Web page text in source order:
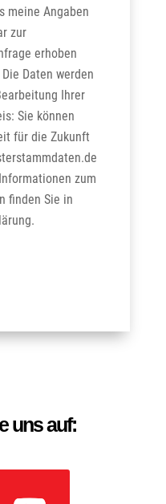
meine Angaben
zur
erhoben
Daten werden
Ihrer
Sie können
für die Zukunft
zum
finden Sie in
uns auf: